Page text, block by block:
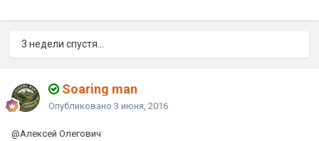
3 недели спустя...
Soaring man
Опубликовано 3 июня, 2016
@Алексей Олегович